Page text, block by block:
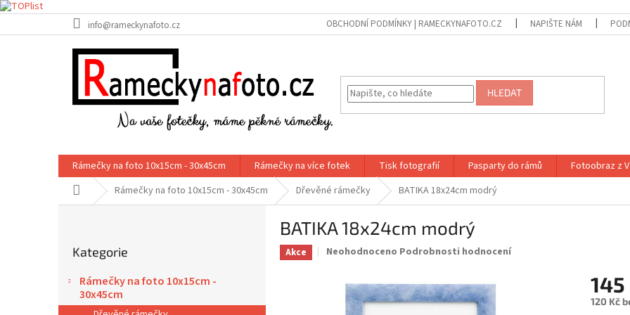
na
info@rameckynafoto.cz OBCHODNÍ PODMÍNKY | RAMECKYNAFOTO.CZ NAPIŠTE NÁM
HLEDAT
Rámečky na foto 10x15cm - 30x45cm Rámečky na více fotek Tisk fotografií Pasparty do rámů Fotoobraz z
Domů Rámečky na foto 10x15cm - 30x45cm Dřevěné rámečky BATIKA 18x24cm modrý
n
kategorie
Kategorie
Rámečky na foto 10x15cm -
30x45cm
BATIKA 18x24cm modrý
Akce
Průměrné
Neohodnoceno Podrobnosti hodnocení
145
120 Kč